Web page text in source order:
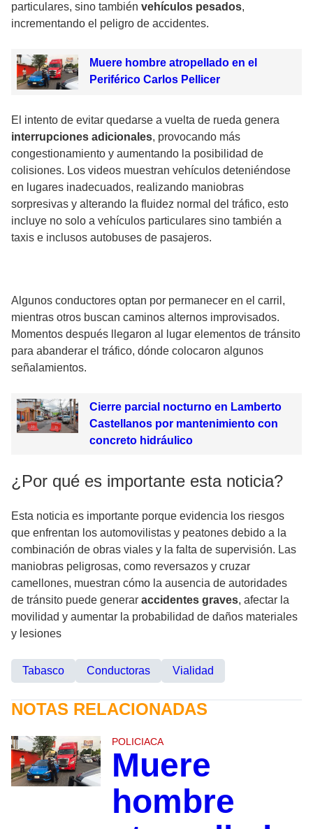
particulares, sino también vehículos pesados,
incrementando el peligro de accidentes.
Muere hombre atropellado en el
Periférico Carlos Pellicer
El intento de evitar quedarse a vuelta de rueda genera
interrupciones adicionales, provocando más
congestionamiento y aumentando la posibilidad de
colisiones. Los videos muestran vehículos deteniéndose
en lugares inadecuados, realizando maniobras
sorpresivas y alterando la fluidez normal del tráfico, esto
incluye no solo a vehículos particulares sino también a
taxis e inclusos autobuses de pasajeros.
Algunos conductores optan por permanecer en el carril,
mientras otros buscan caminos alternos improvisados.
Momentos después llegaron al lugar elementos de tránsito
para abanderar el tráfico, dónde colocaron algunos
señalamientos.
Cierre parcial nocturno en Lamberto
Castellanos por mantenimiento con
concreto hidráulico
¿Por qué es importante esta noticia?
Esta noticia es importante porque evidencia los riesgos
que enfrentan los automovilistas y peatones debido a la
combinación de obras viales y la falta de supervisión. Las
maniobras peligrosas, como reversazos y cruzar
camellones, muestran cómo la ausencia de autoridades
de tránsito puede generar accidentes graves, afectar la
movilidad y aumentar la probabilidad de daños materiales
y lesiones
Tabasco Conductoras Vialidad
NOTAS RELACIONADAS
POLICIACA
Muere
hombre